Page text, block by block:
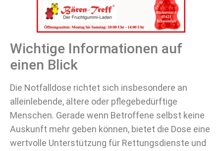
Wichtige Informationen auf
einen Blick
Die Notfalldose richtet sich insbesondere an
alleinlebende, ältere oder pflegebedürftige
Menschen. Gerade wenn Betroffene selbst keine
Auskunft mehr geben können, bietet die Dose eine
wertvolle Unterstützung für Rettungsdienste und